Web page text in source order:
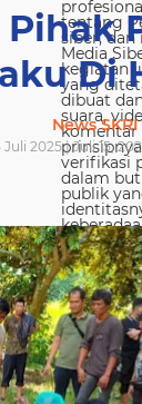
Di
News SKRI
Juli 2025 | Juli 15,